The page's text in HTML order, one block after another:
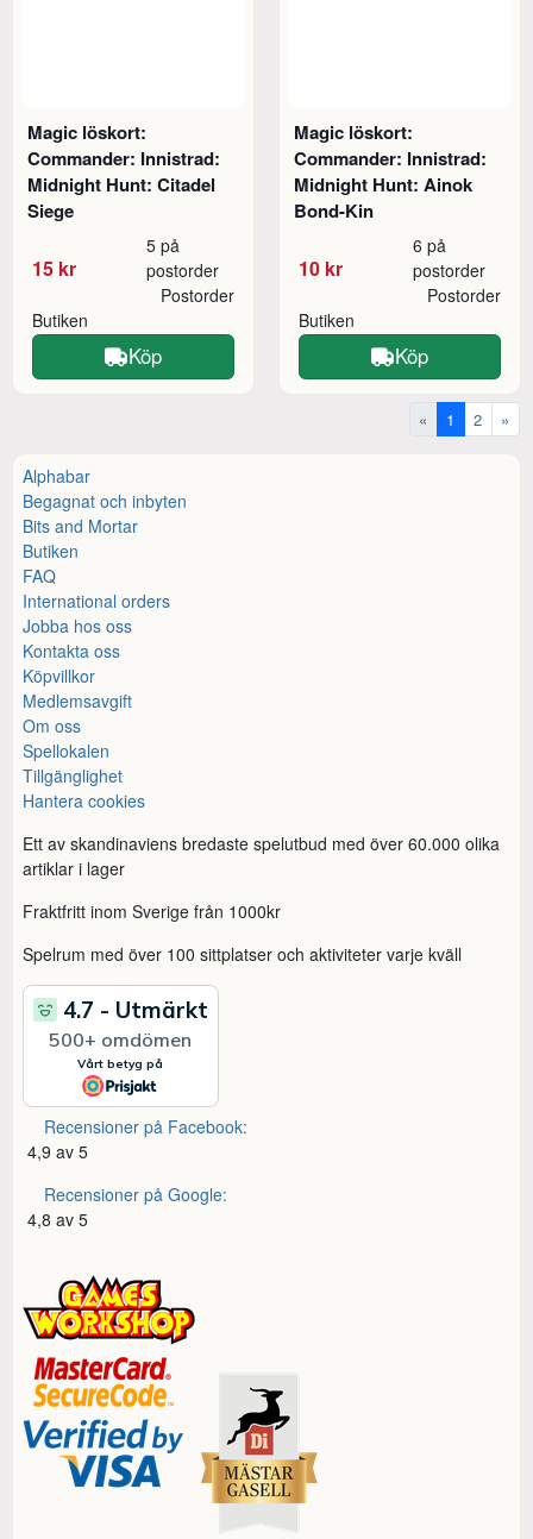
Magic löskort:
Commander: Innistrad:
Midnight Hunt: Citadel
Siege
15 kr
5 på
postorder
Butiken
Postorder
Köp
Magic löskort:
Commander: Innistrad:
Midnight Hunt: Ainok
Bond-Kin
10 kr
6 på
postorder
Butiken
Postorder
Köp
« 1 2 »
Alphabar
Begagnat och inbyten
Bits and Mortar
Butiken
FAQ
International orders
Jobba hos oss
Kontakta oss
Köpvillkor
Medlemsavgift
Om oss
Spellokalen
Tillgänglighet
Hantera cookies
Ett av skandinaviens bredaste spelutbud med över 60.000 olika
artiklar i lager
Fraktfritt inom Sverige från 1000kr
Spelrum med över 100 sittplatser och aktiviteter varje kväll
Recensioner på Facebook:
4,9 av 5
Recensioner på Google:
4,8 av 5